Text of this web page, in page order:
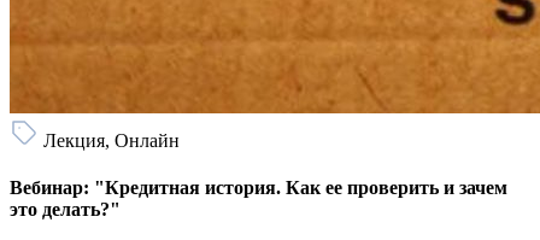
Лекция, Онлайн
Вебинар: "Кредитная история. Как ее проверить и зачем
это делать?"